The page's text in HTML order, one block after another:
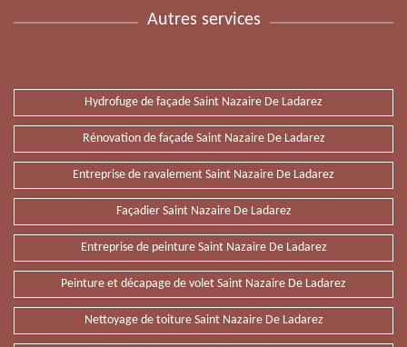
Autres services
Hydrofuge de façade Saint Nazaire De Ladarez
Rénovation de façade Saint Nazaire De Ladarez
Entreprise de ravalement Saint Nazaire De Ladarez
Façadier Saint Nazaire De Ladarez
Entreprise de peinture Saint Nazaire De Ladarez
Peinture et décapage de volet Saint Nazaire De Ladarez
Nettoyage de toiture Saint Nazaire De Ladarez